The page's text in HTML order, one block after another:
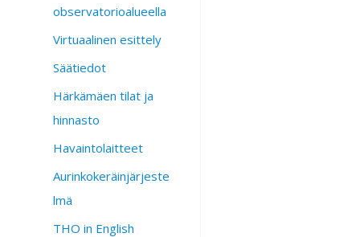
observatorioalueella
Virtuaalinen esittely
Säätiedot
Härkämäen tilat ja
hinnasto
Havaintolaitteet
Aurinkokeräinjärjeste
lmä
THO in English